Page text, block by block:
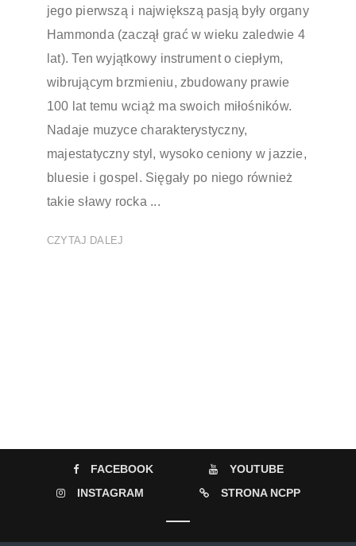
jego pierwszą i największą pasją były organy
Hammonda (zaczął grać w wieku zaledwie 4
lat). Ten wyjątkowy instrument o ciepłym,
wibrującym brzmieniu, zbudowany prawie
100 lat temu wciąż ma swoich miłośników.
Nadaje muzyce charakterystyczny,
majestatyczny styl, wysoko ceniony w jazzie,
bluesie i gospel. Sięgały po niego również
takie sławy rocka ...
CZYTAJ DALEJ
FACEBOOK
YOUTUBE
INSTAGRAM
STRONA NCPP